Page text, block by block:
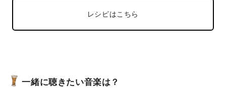
レシピはこちら
一緒に聴きたい音楽は？